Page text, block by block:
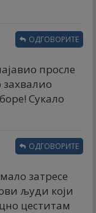
просле
Сукало
ОДГОВОРИТЕ
затресе
људи који
цеститам
ОДГОВОРИТЕ